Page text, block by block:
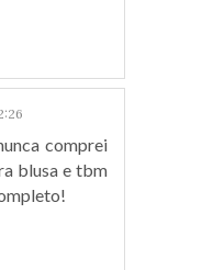
comprei
blusa e tbm